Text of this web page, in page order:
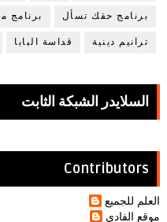
برنامج حقك تسأل برنامج
ترانيم دينية قداسة البابا
السلايدر الشبكة الثابت
Contributors
العلم للجميع
موقع الفادي